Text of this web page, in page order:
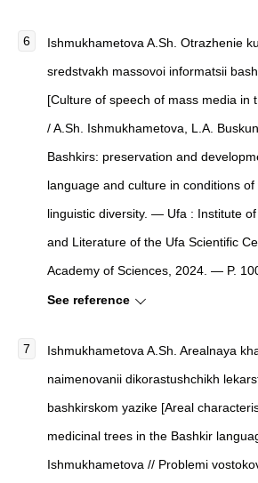
Ishmukhametova A.Sh. Otrazhenie
sredstvakh massovoi informatsii
[Culture of speech of mass media in
/ A.Sh. Ishmukhametova, L.A.
Bashkirs: preservation and
language and culture in conditions
linguistic diversity. — Ufa : Institute
and Literature of the Ufa Scientific
Academy of Sciences, 2024. — P.
See reference
Ishmukhametova A.Sh. Arealnaya
naimenovanii dikorastushchikh
bashkirskom yazike [Areal
medicinal trees in the Bashkir
Ishmukhametova // Problemi